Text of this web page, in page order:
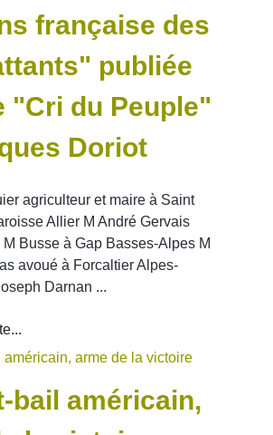
française des
publiée
"Cri du Peuple"
Doriot
agriculteur et maire à Saint
Allier M André Gervais
Busse à Gap Basses-Alpes M
avoué à Forcaltier Alpes-
Darnan ...
bail américain,